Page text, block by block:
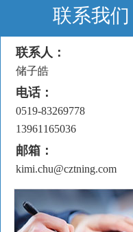
联系我们
联系人：
储子皓
电话：
0519-83269778
13961165036
邮箱：
kimi.chu@cztning.com